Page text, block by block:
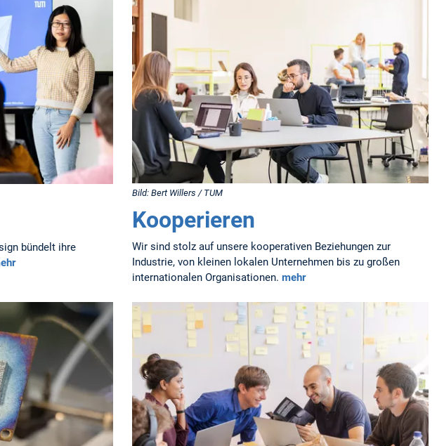
bündelt ihre
Bild: Bert Willers / TUM
Kooperieren
Wir sind stolz auf unsere kooperativen Beziehungen zur
Industrie, von kleinen lokalen Unternehmen bis zu großen
internationalen Organisationen. mehr